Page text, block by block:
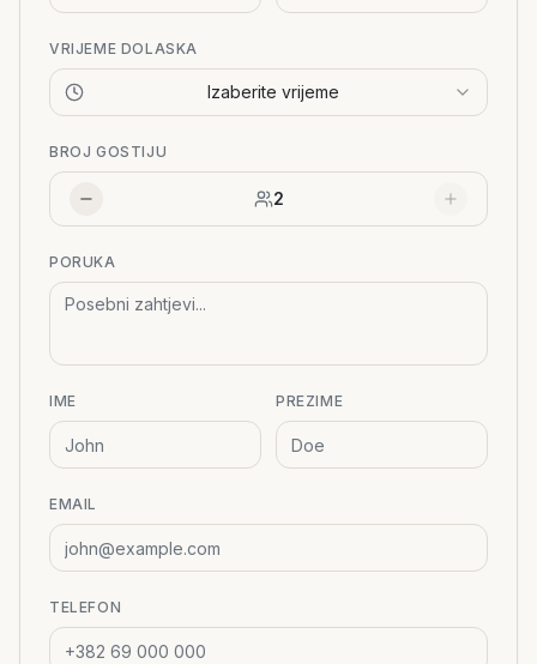
VRIJEME DOLASKA
Izaberite vrijeme
BROJ GOSTIJU
2
PORUKA
IME PREZIME
EMAIL
TELEFON